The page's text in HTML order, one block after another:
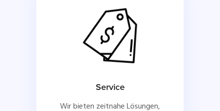
Service
Wir bieten zeitnahe Lösungen,